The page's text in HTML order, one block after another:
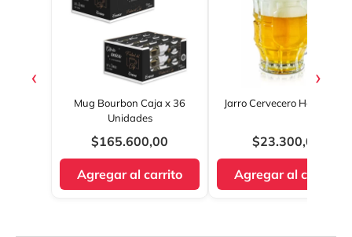
‹
Mug Bourbon Caja x 36
Unidades
$165.600,00
Agregar al carrito
Jarro Cervecero Hamburgo
$23.300,00
Agregar al carrito
›